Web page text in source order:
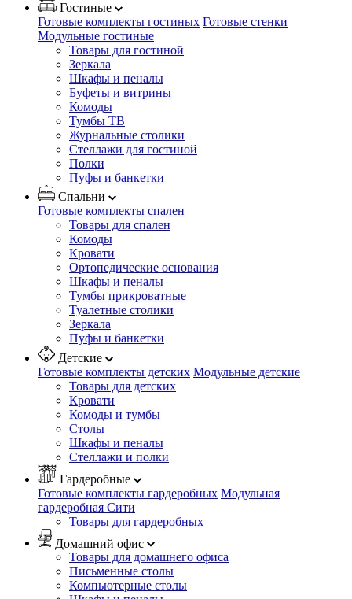
Гостиные
Готовые комплекты гостиных Готовые стенки
Модульные гостиные
Товары для гостиной
Зеркала
Шкафы и пеналы
Буфеты и витрины
Комоды
Тумбы ТВ
Журнальные столики
Стеллажи для гостиной
Полки
Пуфы и банкетки
Спальни
Готовые комплекты спален
Товары для спален
Комоды
Кровати
Ортопедические основания
Шкафы и пеналы
Тумбы прикроватные
Туалетные столики
Зеркала
Пуфы и банкетки
Детские
Готовые комплекты детских Модульные детские
Товары для детских
Кровати
Комоды и тумбы
Столы
Шкафы и пеналы
Стеллажи и полки
Гардеробные
Готовые комплекты гардеробных Модульная
гардеробная Сити
Товары для гардеробных
Домашний офис
Товары для домашнего офиса
Письменные столы
Компьютерные столы